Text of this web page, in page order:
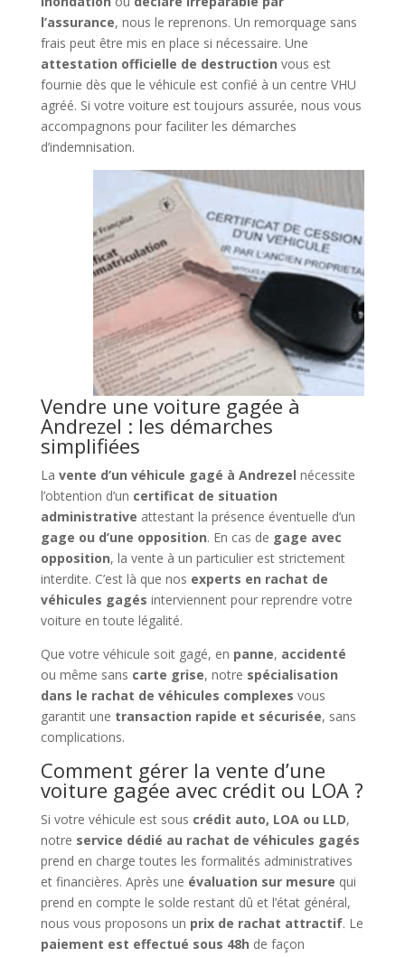
l’assurance, nous le reprenons. Un remorquage sans
frais peut être mis en place si nécessaire. Une
attestation officielle de destruction vous est
fournie dès que le véhicule est confié à un centre VHU
agréé. Si votre voiture est toujours assurée, nous vous
accompagnons pour faciliter les démarches
d’indemnisation.
Vendre une voiture gagée à
Andrezel : les démarches
simplifiées
La vente d’un véhicule gagé à Andrezel nécessite
l’obtention d’un certificat de situation
administrative attestant la présence éventuelle d’un
gage ou d’une opposition. En cas de gage avec
opposition, la vente à un particulier est strictement
interdite. C’est là que nos experts en rachat de
véhicules gagés interviennent pour reprendre votre
voiture en toute légalité.
Que votre véhicule soit gagé, en panne, accidenté
ou même sans carte grise, notre spécialisation
dans le rachat de véhicules complexes vous
garantit une transaction rapide et sécurisée, sans
complications.
Comment gérer la vente d’une
voiture gagée avec crédit ou LOA ?
Si votre véhicule est sous crédit auto, LOA ou LLD,
notre service dédié au rachat de véhicules gagés
prend en charge toutes les formalités administratives
et financières. Après une évaluation sur mesure qui
prend en compte le solde restant dû et l’état général,
nous vous proposons un prix de rachat attractif. Le
paiement est effectué sous 48h de façon